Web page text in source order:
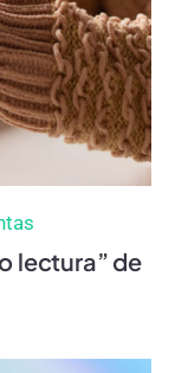
lectura” de